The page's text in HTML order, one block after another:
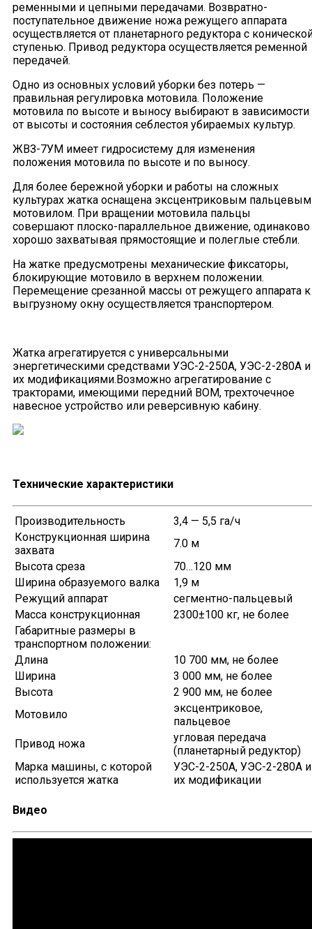
ременными и цепными передачами. Возвратно-
поступательное движение ножа режущего аппарата
осуществляется от планетарного редуктора с
ступенью. Привод редуктора осуществляется ременной
передачей.
Одно из основных условий уборки без потерь —
правильная регулировка мотовила. Положение
мотовила по высоте и выносу выбирают в зависимости
от высоты и состояния себлестоя убираемых культур.
ЖВЗ-7УМ имеет гидросистему для изменения
положения мотовила по высоте и по выносу.
Для более бережной уборки и работы на сложных
культурах жатка оснащена эксцентриковым пальцевым
мотовилом. При вращении мотовила пальцы
совершают плоско-параллельное движение, одинаково
хорошо захватывая прямостоящие и полеглые стебли.
На жатке предусмотрены механические фиксаторы,
блокирующие мотовило в верхнем положении.
Перемещение срезанной массы от режущего аппарата к
выгрузному окну осуществляется транспортером.
Жатка агрегатируется с универсальными
энергетическими средствами УЭС-2-250А, УЭС-2-280А и
их модификациями.Возможно агрегатирование с
тракторами, имеющими передний ВОМ, трехточечное
навесное устройство или реверсивную кабину.
Технические характеристики
Производительность
3,4 — 5,5 га/ч
Конструкционная ширина
захвата
7.0 м
Высота среза
70…120 мм
Ширина образуемого валка
1,9 м
Режущий аппарат
сегментно-пальцевый
Масса конструкционная
2300±100 кг, не более
Габаритные размеры в
транспортном положении:
Длина
10 700 мм, не более
Ширина
3 000 мм, не более
Высота
2 900 мм, не более
Мотовило
эксцентриковое,
пальцевое
Привод ножа
угловая передача
(планетарный редуктор)
Марка машины, с которой
используется жатка
УЭС-2-250А, УЭС-2-280А и
их модификации
Видео